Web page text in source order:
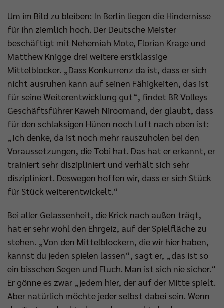
Um im Bild zu bleiben: In Berlin liegen die Hindernisse
für ihn ziemlich hoch. Der Deutsche Meister
beschäftigt mit Nehemiah Mote, Florian Krage und
Matthew Knigge drei weitere erstklassige
Mittelblocker. „Dass Konkurrenz da ist, dass er sich
nicht ausruhen kann auf seinen Fähigkeiten, das ist
für seine Weiterentwicklung gut“, findet BR Volleys
Geschäftsführer Kaweh Niroomand, der glaubt, dass
für den schlaksigen Hünen noch Luft nach oben ist:
„Ich denke, da ist noch mehr rauszuholen bei den
Voraussetzungen, die Tobi hat. Das hat er erkannt, er
trainiert sehr diszipliniert und verhält sich sehr
diszipliniert. Deswegen hoffen wir, dass er sich Stück
für Stück weiterentwickelt.“
Bei aller Gelassenheit, die Krick nach außen trägt,
hat er sehr wohl den Ehrgeiz, auf der Spielfläche zu
stehen. „Von den Mittelblockern, die wir hier haben,
kannst du jeden spielen lassen“, sagt er, „das ist so
ein bisschen Segen und Fluch. Man ist sich nie sicher.“
Er gönne es zwar „jedem hier, der auf der Mitte spielt.
Aber natürlich möchte jeder selbst dabei sein. Wenn